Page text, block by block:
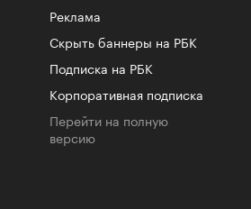
Реклама
Скрыть баннеры на РБК
Подписка на РБК
Корпоративная подписка
Перейти на полную
версию